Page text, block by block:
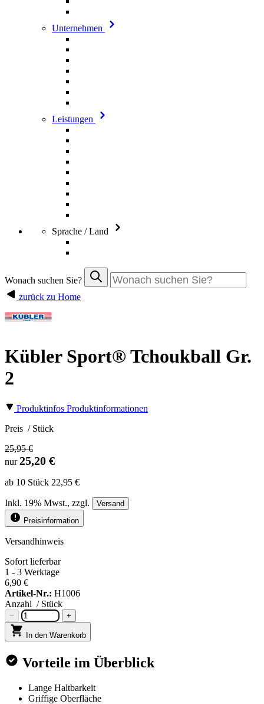
Unternehmen
Leistungen
Sprache / Land
Wonach suchen Sie?
zurück zu Home
Kübler Sport® Tchoukball Gr.
2
Produktinfos Produktinformationen
Preis / Stück
25,95 €
nur25,20 €
ab 10 Stück 22,95 €
Inkl. 19% Mwst., zzgl.
Versand
Preisinformation
Versandhinweis
Sofort lieferbar
1 - 3 Werktage
6,90 €
Artikel-Nr.: H1006
Anzahl / Stück
− +
In den Warenkorb
Vorteile im Überblick
Lange Haltbarkeit
Griffige Oberfläche